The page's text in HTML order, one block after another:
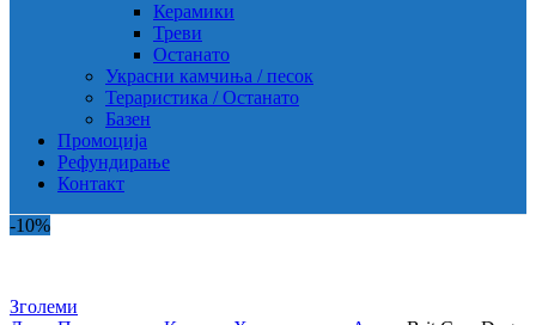
Керамики
Треви
Останато
Украсни камчиња / песок
Тераристика / Останато
Базен
Промоција
Рефундирање
Контакт
-10%
Зголеми